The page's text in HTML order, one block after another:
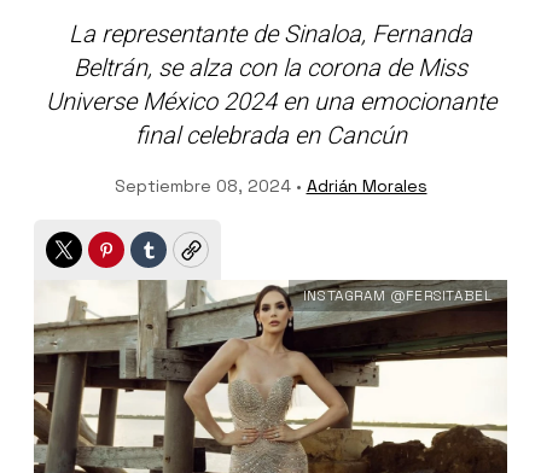
La representante de Sinaloa, Fernanda
Beltrán, se alza con la corona de Miss
Universe México 2024 en una emocionante
final celebrada en Cancún
Septiembre 08, 2024 • Adrián Morales
TwitterPinterest
TumblrCopy
INSTAGRAM @FERSITABEL